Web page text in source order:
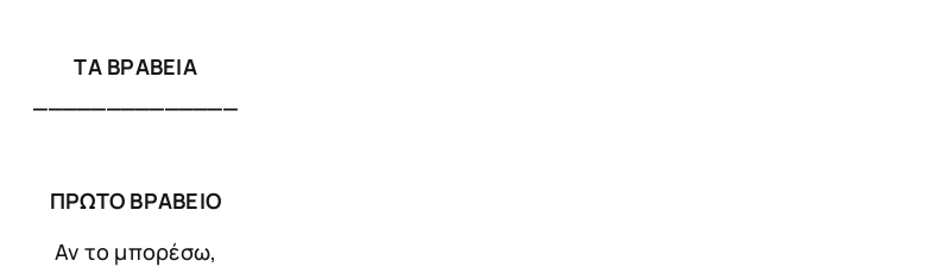
ΤΑ ΒΡΑΒΕΙΑ
ΠΡΩΤΟ ΒΡΑΒΕΙΟ
Αν το μπορέσω,